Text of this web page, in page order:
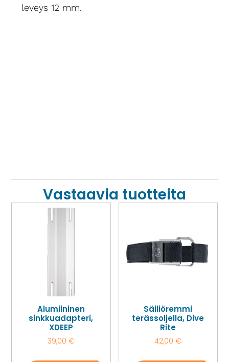
leveys 12 mm.
Vastaavia tuotteita
Alumiininen
sinkkuadapteri,
XDEEP
39,00 €
Säiliöremmi
terässoljella, Dive
Rite
42,00€